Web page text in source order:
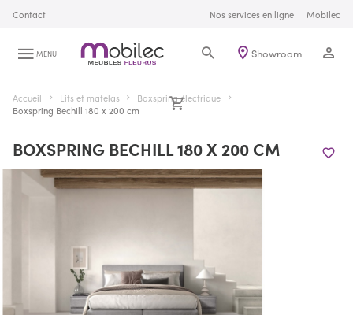
Contact Nos services en ligne Mobilec
MENU Showroom
Accueil Lits et matelas
Boxspring électrique
Boxspring Bechill 180 x 200 cm
BOXSPRING BECHILL 180 X 200 CM